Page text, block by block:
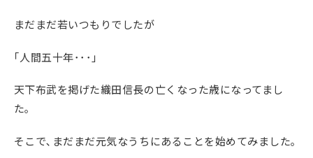
まだまだ若いつもりでしたが
｢人間五十年･･･｣
天下布武を掲げた織田信長の亡くなった歳になってまし
た｡
そこで､まだまだ元気なうちにあることを始めてみました｡